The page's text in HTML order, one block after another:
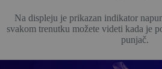
Na displeju je prikazan indikator
svakom trenutku možete videti kada je
punjač.